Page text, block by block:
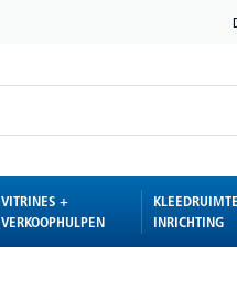
VITRINES +
VERKOOPHULPEN
INRICHTING